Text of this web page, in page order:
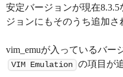
安定バージョンが現在
ジョンにもそのうち追加さ
vim_emuが入っているバー
VIM Emulation の項目が